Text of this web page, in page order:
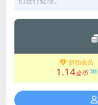
折扣会员
1.14金币 3折